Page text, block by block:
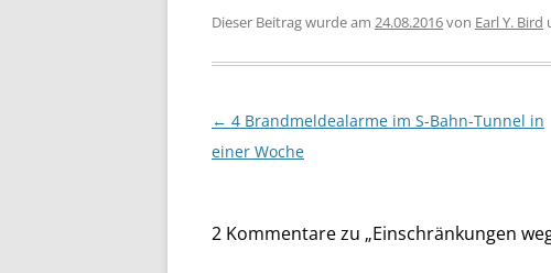
Dieser Beitrag wurde am 24.08.2016von Earl Y. Bird
Beitragsnavigation
← 4 Brandmeldealarme im S-Bahn-Tunnel in
einer Woche
2 Kommentare zu „Einschränkungen